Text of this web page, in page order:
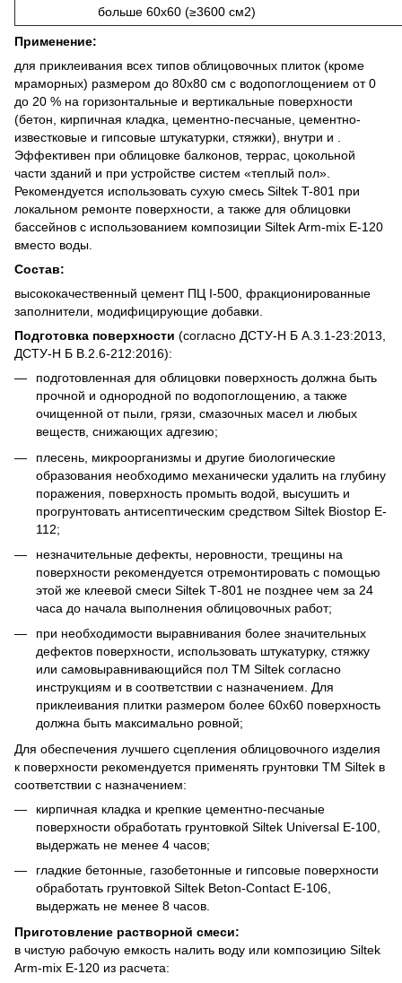
больше 60х60 (≥3600 см2)
Применение:
для приклеивания всех типов облицовочных плиток (кроме
мраморных) размером до 80х80 см с водопоглощением от 0
до 20 % на горизонтальные и вертикальные поверхности
(бетон, кирпичная кладка, цементно-песчаные, цементно-
известковые и гипсовые штукатурки, стяжки), внутри и .
Эффективен при облицовке балконов, террас, цокольной
части зданий и при устройстве систем «теплый пол».
Рекомендуется использовать сухую смесь Siltek T-801 при
локальном ремонте поверхности, а также для облицовки
бассейнов с использованием композиции Siltek Arm-mix E-120
вместо воды.
Состав:
высококачественный цемент ПЦ I-500, фракционированные
заполнители, модифицирующие добавки.
Подготовка поверхности (согласно ДСТУ-Н Б А.3.1-23:2013,
ДСТУ-Н Б В.2.6-212:2016):
подготовленная для облицовки поверхность должна быть
прочной и однородной по водопоглощению, а также
очищенной от пыли, грязи, смазочных масел и любых
веществ, снижающих адгезию;
плесень, микроорганизмы и другие биологические
образования необходимо механически удалить на глубину
поражения, поверхность промыть водой, высушить и
прогрунтовать антисептическим средством Siltek Biostop E-
112;
незначительные дефекты, неровности, трещины на
поверхности рекомендуется отремонтировать с помощью
этой же клеевой смеси Siltek Т-801 не позднее чем за 24
часа до начала выполнения облицовочных работ;
при необходимости выравнивания более значительных
дефектов поверхности, использовать штукатурку, стяжку
или самовыравнивающийся пол ТМ Siltek согласно
инструкциям и в соответствии с назначением. Для
приклеивания плитки размером более 60х60 поверхность
должна быть максимально ровной;
Для обеспечения лучшего сцепления облицовочного изделия
к поверхности рекомендуется применять грунтовки ТМ Siltek в
соответствии с назначением:
кирпичная кладка и крепкие цементно-песчаные
поверхности обработать грунтовкой Siltek Universal E-100,
выдержать не менее 4 часов;
гладкие бетонные, газобетонные и гипсовые поверхности
обработать грунтовкой Siltek Beton-Contact Е-106,
выдержать не менее 8 часов.
Приготовление растворной смеси:
в чистую рабочую емкость налить воду или композицию Siltek
Arm-mix Е-120 из расчета: